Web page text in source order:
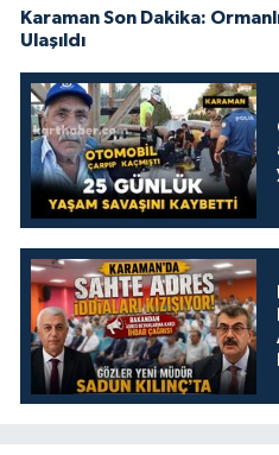
Karaman Son Dakika:
Ulaşıldı